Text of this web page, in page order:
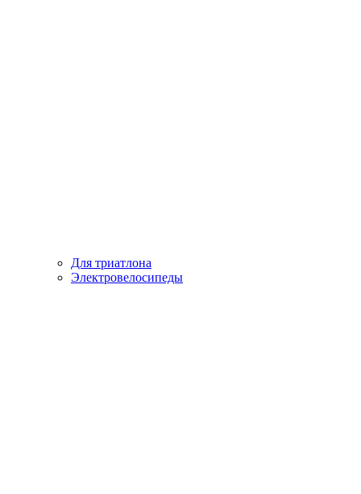
Для триатлона
Электровелосипеды